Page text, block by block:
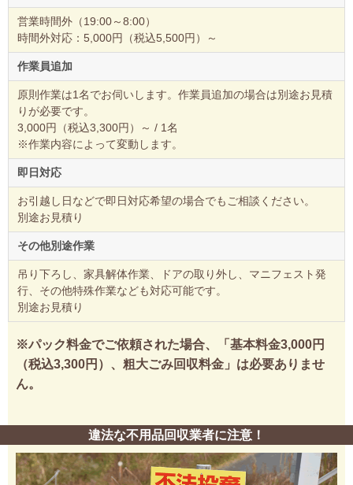
営業時間外（19:00～8:00）
時間外対応：5,000円（税込5,500円）～
作業員追加
原則作業は1名でお伺いします。作業員追加の場合は別途お見積
りが必要です。
3,000円（税込3,300円）～ / 1名
※作業内容によって変動します。
即日対応
お引越し日などで即日対応希望の場合でもご相談ください。
別途お見積り
その他別途作業
吊り下ろし、家具解体作業、ドアの取り外し、マニフェスト発
行、その他特殊作業なども対応可能です。
別途お見積り
※パック料金でご依頼された場合、「基本料金3,000円
（税込3,300円）、粗大ごみ回収料金」は必要ありませ
ん。
違法な不用品回収業者に注意！